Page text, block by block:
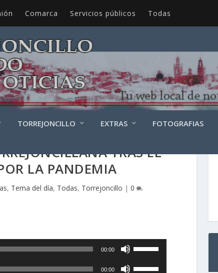
Comarca Servicios públicos Todas
TORREJONCILLO EXTRAS FOTOGRAFIAS
TRAS EL
LA PANDEMIA
, Tema del día, Todas, Torrejoncillo |0
00:00
i
00:00